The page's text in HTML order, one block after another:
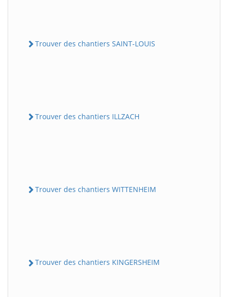
Trouver des chantiers SAINT-LOUIS
Trouver des chantiers ILLZACH
Trouver des chantiers WITTENHEIM
Trouver des chantiers KINGERSHEIM